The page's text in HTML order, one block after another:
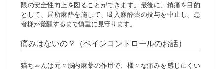
限の安全性向上を図ることができます。最後に、鎮痛を目的
として、局所麻酔を施して、吸入麻酔薬の投与を中止し、患
者様が覚醒するまで慎重に見守ります。
痛みはないの？（ペインコントロールのお話）
猫ちゃんは元々脳内麻薬の作用で、様々な痛みを感じにくい